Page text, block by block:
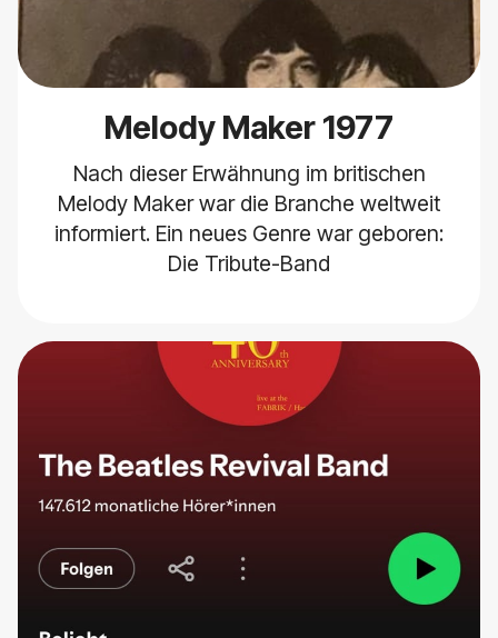
Melody Maker 1977
Nach dieser Erwähnung im britischen
Melody Maker war die Branche weltweit
informiert. Ein neues Genre war geboren:
Die Tribute-Band